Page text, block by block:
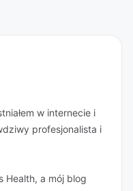
w internecie i
profesjonalista i
Health, a mój blog